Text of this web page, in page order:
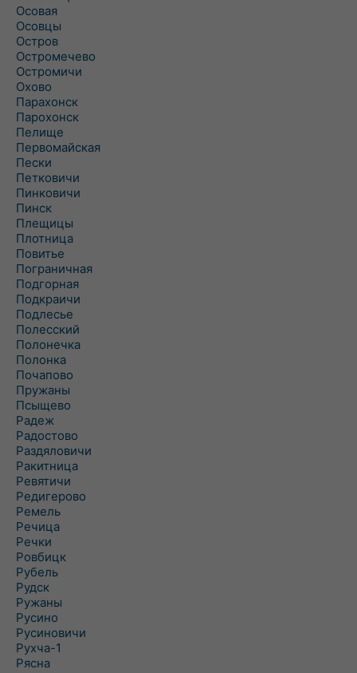
Осовая
Осовцы
Остров
Остромечево
Остромичи
Охово
Парахонск
Парохонск
Пелище
Первомайская
Пески
Петковичи
Пинковичи
Пинск
Плещицы
Плотница
Повитье
Пограничная
Подгорная
Подкраичи
Подлесье
Полесский
Полонечка
Полонка
Почапово
Пружаны
Псыщево
Радеж
Радостово
Раздяловичи
Ракитница
Ревятичи
Редигерово
Ремель
Речица
Речки
Ровбицк
Рубель
Рудск
Ружаны
Русино
Русиновичи
Рухча-1
Рясна